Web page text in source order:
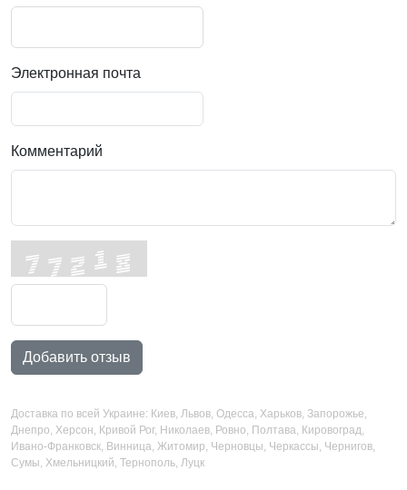
Электронная почта
Комментарий
Добавить отзыв
Доставка по всей Украине: Киев, Львов, Одесса, Харьков, Запорожье,
Днепро, Херсон, Кривой Рог, Николаев, Ровно, Полтава, Кировоград,
Ивано-Франковск, Винница, Житомир, Черновцы, Черкассы, Чернигов,
Сумы, Хмельницкий, Тернополь, Луцк